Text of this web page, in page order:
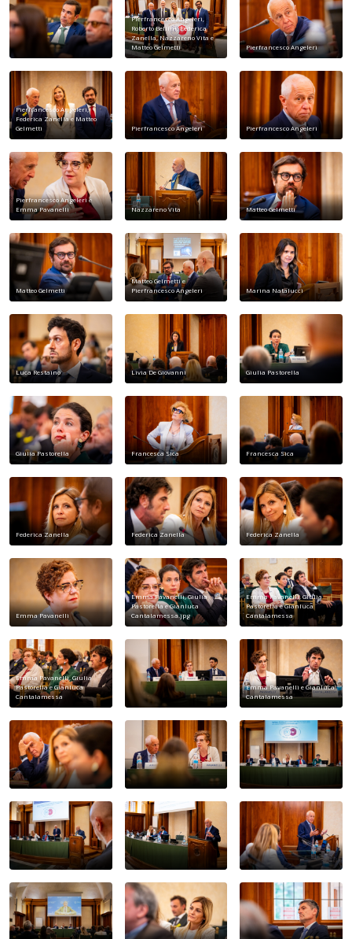
Pierfrancesco Angeleri,
Roberto Bellini, Federica
Zanella, Nazzareno Vita e
Matteo Gelmetti
Pierfrancesco Angeleri
Pierfrancesco Angeleri,
Federica Zanella e Matteo
Gelmetti
Pierfrancesco Angeleri Pierfrancesco Angeleri
Pierfrancesco Angeleri e
Emma Pavanelli
Nazzareno Vita Matteo Gelmetti
Matteo Gelmetti
Matteo Gelmetti e
Pierfrancesco Angeleri
Marina Natalucci
Luca Restaino Livia De Giovanni Giulia Pastorella
Giulia Pastorella Francesca Sica Francesca Sica
Federica Zanella Federica Zanella Federica Zanella
Emma Pavanelli
Emma Pavanelli, Giulia
Pastorella e Gianluca
Cantalamessa.jpg
Emma Pavanelli, Giulia
Pastorella e Gianluca
Cantalamessa
Emma Pavanelli, Giulia
Pastorella e Gianluca
Cantalamessa
Emma Pavanelli e Gianluca
Cantalamessa